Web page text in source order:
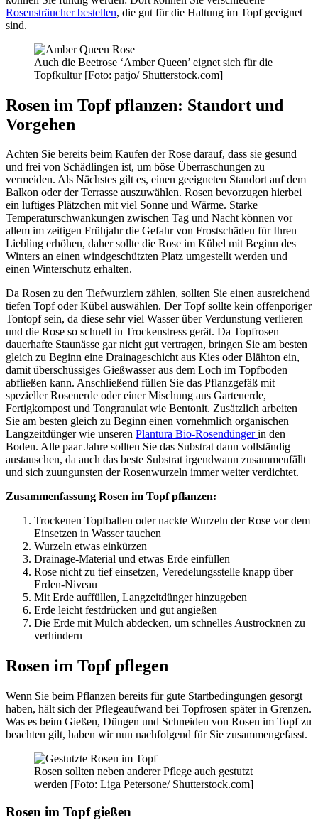
Rosensträucher bestellen, die gut für die Haltung im Topf geeignet
sind.
Auch die Beetrose ‘Amber Queen’ eignet sich für die
Topfkultur [Foto: patjo/ Shutterstock.com]
Rosen im Topf pflanzen: Standort und
Vorgehen
Achten Sie bereits beim Kaufen der Rose darauf, dass sie gesund
und frei von Schädlingen ist, um böse Überraschungen zu
vermeiden. Als Nächstes gilt es, einen geeigneten Standort auf dem
Balkon oder der Terrasse auszuwählen. Rosen bevorzugen hierbei
ein luftiges Plätzchen mit viel Sonne und Wärme. Starke
Temperaturschwankungen zwischen Tag und Nacht können vor
allem im zeitigen Frühjahr die Gefahr von Frostschäden für Ihren
Liebling erhöhen, daher sollte die Rose im Kübel mit Beginn des
Winters an einen windgeschützten Platz umgestellt werden und
einen Winterschutz erhalten.
Da Rosen zu den Tiefwurzlern zählen, sollten Sie einen ausreichend
tiefen Topf oder Kübel auswählen. Der Topf sollte kein offenporiger
Tontopf sein, da diese sehr viel Wasser über Verdunstung verlieren
und die Rose so schnell in Trockenstress gerät. Da Topfrosen
dauerhafte Staunässe gar nicht gut vertragen, bringen Sie am besten
gleich zu Beginn eine Drainageschicht aus Kies oder Blähton ein,
damit überschüssiges Gießwasser aus dem Loch im Topfboden
abfließen kann. Anschließend füllen Sie das Pflanzgefäß mit
spezieller Rosenerde oder einer Mischung aus Gartenerde,
Fertigkompost und Tongranulat wie Bentonit. Zusätzlich arbeiten
Sie am besten gleich zu Beginn einen vornehmlich organischen
Langzeitdünger wie unseren Plantura Bio-Rosendüngerin den
Boden. Alle paar Jahre sollten Sie das Substrat dann vollständig
austauschen, da auch das beste Substrat irgendwann zusammenfällt
und sich zuungunsten der Rosenwurzeln immer weiter verdichtet.
Zusammenfassung Rosen im Topf pflanzen:
Trockenen Topfballen oder nackte Wurzeln der Rose vor dem
Einsetzen in Wasser tauchen
Wurzeln etwas einkürzen
Drainage-Material und etwas Erde einfüllen
Rose nicht zu tief einsetzen, Veredelungsstelle knapp über
Erden-Niveau
Mit Erde auffüllen, Langzeitdünger hinzugeben
Erde leicht festdrücken und gut angießen
Die Erde mit Mulch abdecken, um schnelles Austrocknen zu
verhindern
Rosen im Topf pflegen
Wenn Sie beim Pflanzen bereits für gute Startbedingungen gesorgt
haben, hält sich der Pflegeaufwand bei Topfrosen später in Grenzen.
Was es beim Gießen, Düngen und Schneiden von Rosen im Topf zu
beachten gilt, haben wir nun nachfolgend für Sie zusammengefasst.
Rosen sollten neben anderer Pflege auch gestutzt
werden [Foto: Liga Petersone/ Shutterstock.com]
Rosen im Topf gießen